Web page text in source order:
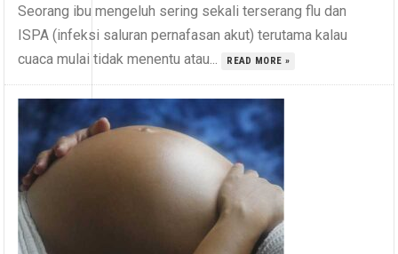
Seorang ibu mengeluh sering sekali terserang flu dan
ISPA (infeksi saluran pernafasan akut) terutama kalau
cuaca mulai tidak menentu atau...
READ MORE »